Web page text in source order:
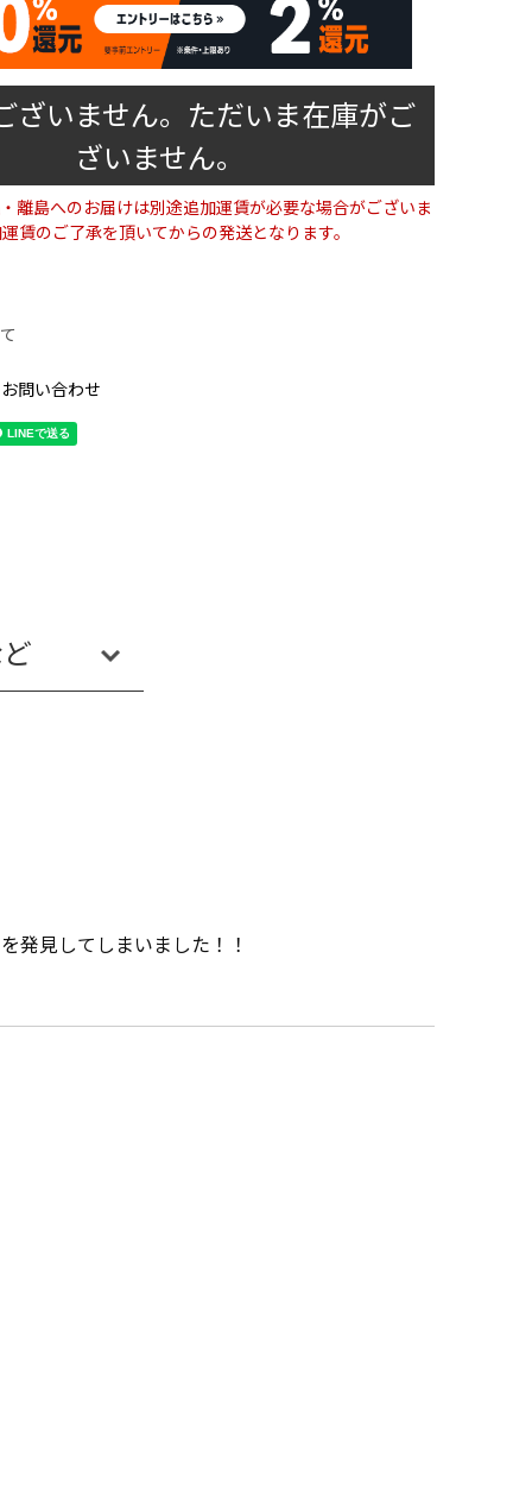
ざいません。ただいま在庫がご
ざいません。
離島へのお届けは別途追加運賃が必要な場合がございま
賃のご了承を頂いてからの発送となります。
問い合わせ
発見してしまいました！！